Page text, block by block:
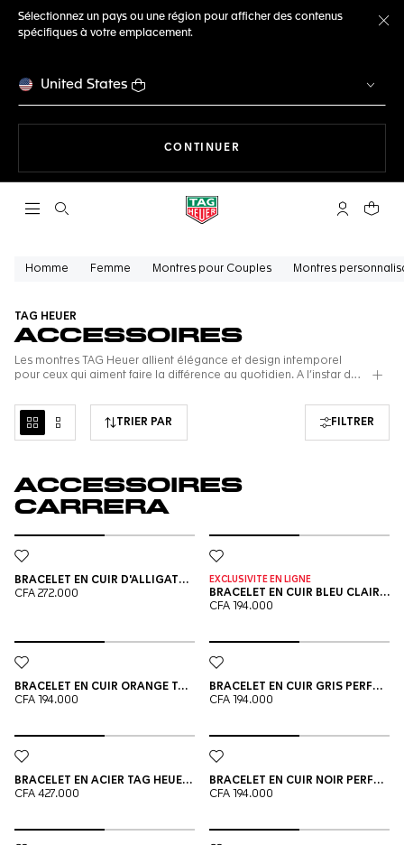
Sélectionnez un pays ou une région pour afficher des contenus
spécifiques à votre emplacement.
United States
CONTINUER
Ouvrir la barre de recherche Compte My
Votre